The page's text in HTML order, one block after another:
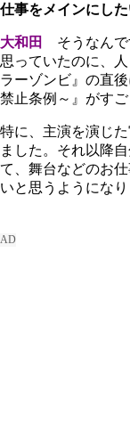
仕事をメインにした
大和田
そうなんで
思っていたのに、
ラーゾンビ』の直
禁止条例～』がすご
特に、主演を演じ
ました。それ以降
て、舞台などのお
いと思うようになり